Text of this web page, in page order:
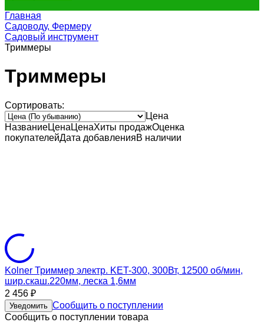
Главная
Садоводу, Фермеру
Садовый инструмент
Триммеры
Триммеры
Сортировать:
Цена
НазваниеЦена ЦенаХиты продажОценка
покупателейДата добавленияВ наличии
Kolner Триммер электр. KET-300, 300Вт, 12500 об/мин,
шир.скаш.220мм, леска 1,6мм
2 456 ₽
Уведомить Сообщить о поступлении
Сообщить о поступлении товара